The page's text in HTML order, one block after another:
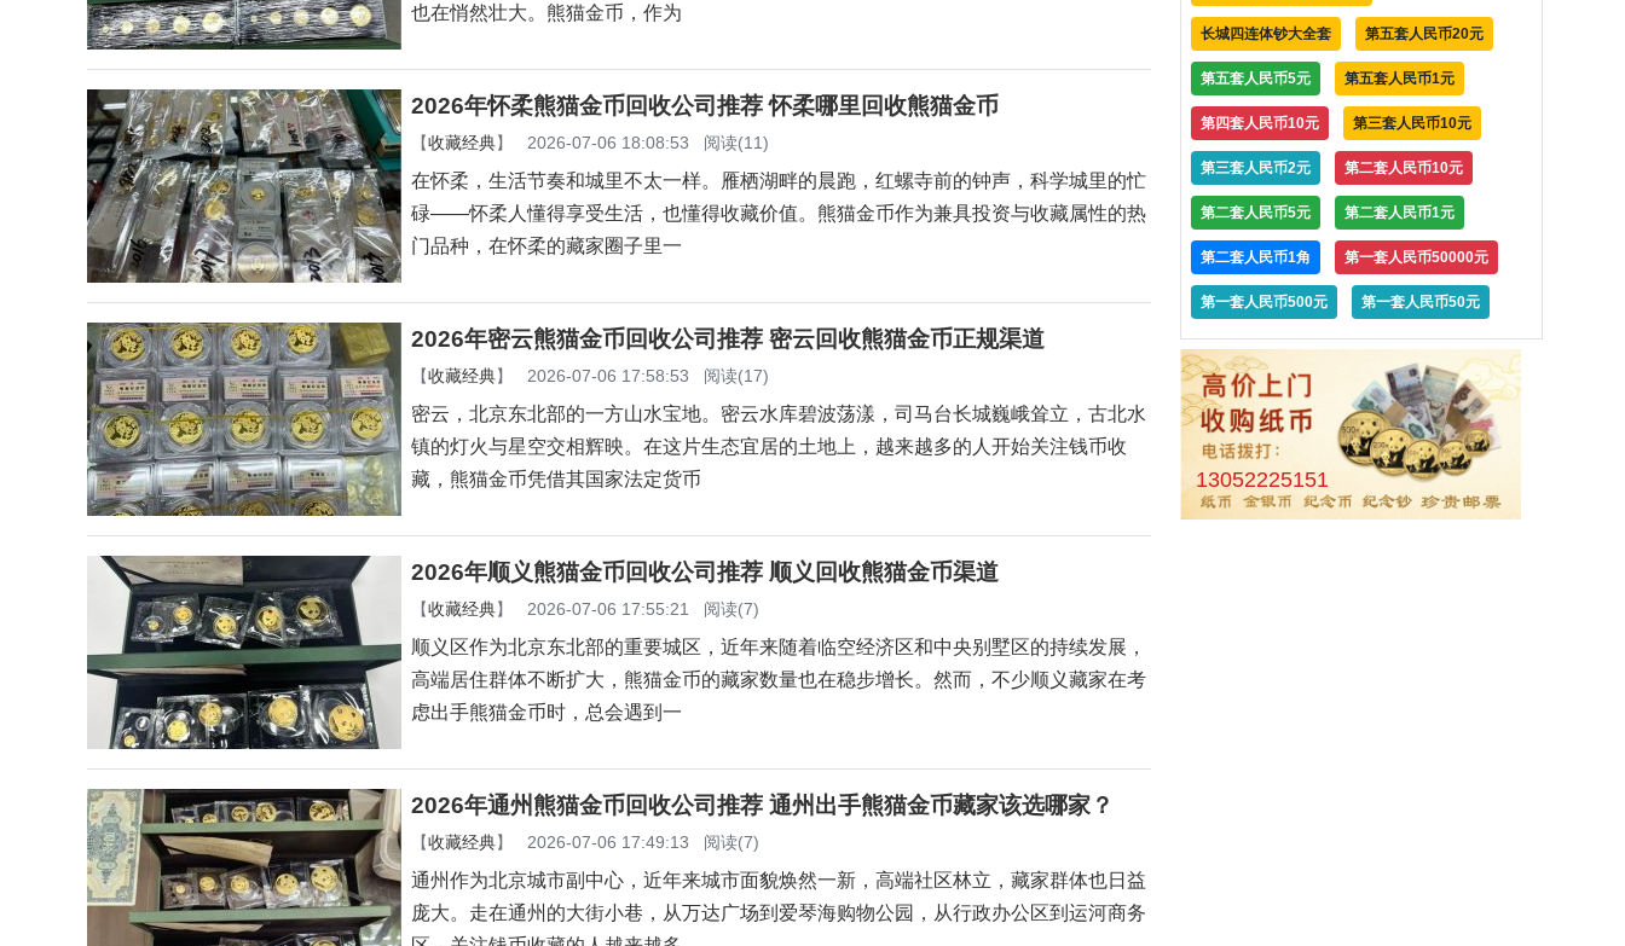
也在悄然壮大。熊猫金币，作为
2026年怀柔熊猫金币回收公司推荐 怀柔哪里回收熊猫金币
【收藏经典】 2026-07-06 18:08:53 阅读(11)
在怀柔，生活节奏和城里不太一样。雁栖湖畔的晨跑，红螺寺前的钟声，科学城里的忙
碌——怀柔人懂得享受生活，也懂得收藏价值。熊猫金币作为兼具投资与收藏属性的热
门品种，在怀柔的藏家圈子里一
2026年密云熊猫金币回收公司推荐 密云回收熊猫金币正规渠道
【收藏经典】 2026-07-06 17:58:53 阅读(17)
密云，北京东北部的一方山水宝地。密云水库碧波荡漾，司马台长城巍峨耸立，古北水
镇的灯火与星空交相辉映。在这片生态宜居的土地上，越来越多的人开始关注钱币收
藏，熊猫金币凭借其国家法定货币
2026年顺义熊猫金币回收公司推荐 顺义回收熊猫金币渠道
【收藏经典】 2026-07-06 17:55:21 阅读(7)
顺义区作为北京东北部的重要城区，近年来随着临空经济区和中央别墅区的持续发展，
高端居住群体不断扩大，熊猫金币的藏家数量也在稳步增长。然而，不少顺义藏家在考
虑出手熊猫金币时，总会遇到一
2026年通州熊猫金币回收公司推荐 通州出手熊猫金币藏家该选哪家？
【收藏经典】 2026-07-06 17:49:13 阅读(7)
通州作为北京城市副中心，近年来城市面貌焕然一新，高端社区林立，藏家群体也日益
庞大。走在通州的大街小巷，从万达广场到爱琴海购物公园，从行政办公区到运河商务
长城四连体钞大全套 第五套人民币20元
第五套人民币5元 第五套人民币1元
第四套人民币10元 第三套人民币10元
第三套人民币2元 第二套人民币10元
第二套人民币5元 第二套人民币1元
第二套人民币1角 第一套人民币50000元
第一套人民币500元 第一套人民币50元
13052225151